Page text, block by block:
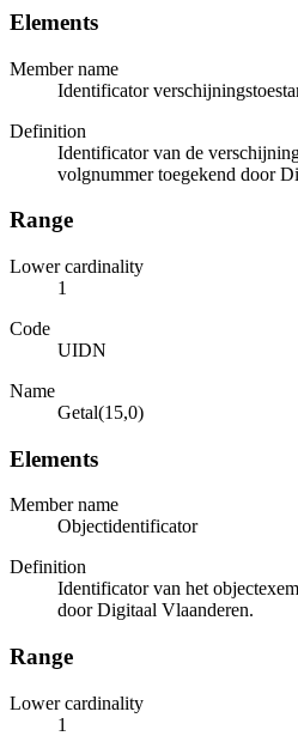
Elements
Member name
Identificator
Definition
Identificator van de
volgnummer toegekend door
Range
Lower cardinality
1
Code
UIDN
Name
Getal(15,0)
Elements
Member name
Objectidentificator
Definition
Identificator van het
door Digitaal Vlaanderen.
Range
Lower cardinality
1